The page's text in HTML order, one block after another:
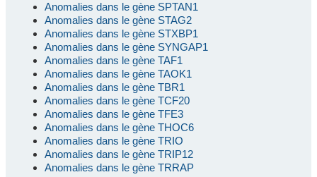
Anomalies dans le gène SPTAN1
Anomalies dans le gène STAG2
Anomalies dans le gène STXBP1
Anomalies dans le gène SYNGAP1
Anomalies dans le gène TAF1
Anomalies dans le gène TAOK1
Anomalies dans le gène TBR1
Anomalies dans le gène TCF20
Anomalies dans le gène TFE3
Anomalies dans le gène THOC6
Anomalies dans le gène TRIO
Anomalies dans le gène TRIP12
Anomalies dans le gène TRRAP